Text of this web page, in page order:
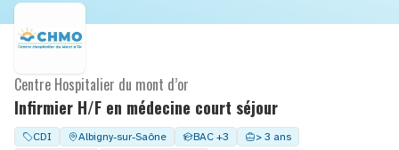
Infirmier H/F en médecine court séjour
Centre Hospitalier du mont d’or
CDI Albigny-sur-Saône BAC +3
> 3 ans